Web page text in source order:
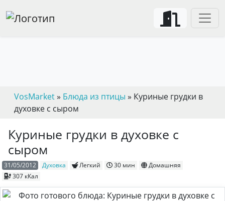
VosMarket» Блюда из птицы » Куриные грудки в
духовке с сыром
Куриные грудки в духовке с
сыром
31/05/2012 Духовка Легкий 30 мин
Домашняя
307 кКал